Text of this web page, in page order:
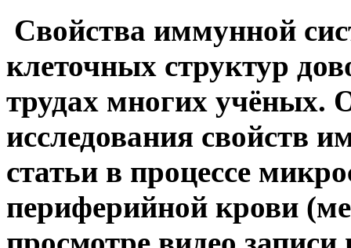
Свойства иммунной
клеточных структур
трудах многих учёных.
исследования свойств
статьи в процессе
периферийной крови